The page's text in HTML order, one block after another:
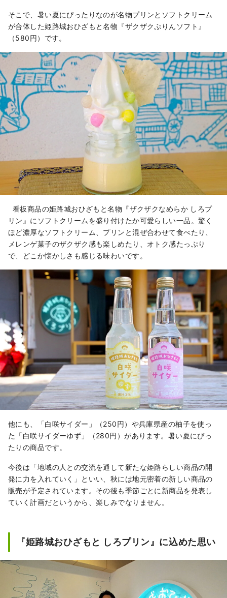
そこで、暑い夏にぴったりなのが名物プリンとソフトクリーム
が合体した姫路城おひざもと名物『ザクザクぷりんソフト』
（580円）です。
看板商品の姫路城おひざもと名物『ザクザクなめらか しろプ
リン』にソフトクリームを盛り付けたか可愛らしい一品。驚く
ほど濃厚なソフトクリーム、プリンと混ぜ合わせて食べたり、
メレンゲ菓子のザクザク感も楽しめたり、オトク感たっぷり
で、どこか懐かしさも感じる味わいです。
他にも、「白咲サイダー」（250円）や兵庫県産の柚子を使っ
た「白咲サイダーゆず」（280円）があります。暑い夏にぴっ
たりの商品です。
今後は「地域の人との交流を通して新たな姫路らしい商品の開
発に力を入れていく」といい、秋には地元密着の新しい商品の
販売が予定されています。その後も季節ごとに新商品を発表し
ていく計画だというから、楽しみでなりません。
『姫路城おひざもと しろプリン』に込めた思い